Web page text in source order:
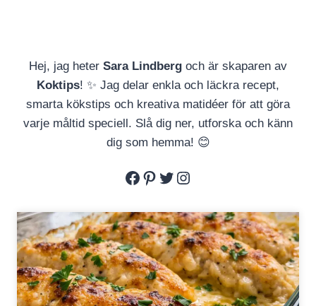
Hej, jag heter Sara Lindberg och är skaparen av
Koktips! ✨ Jag delar enkla och läckra recept,
smarta kökstips och kreativa matidéer för att göra
varje måltid speciell. Slå dig ner, utforska och känn
dig som hemma! 😊
Facebook
Pinterest
Twitter
Instagram